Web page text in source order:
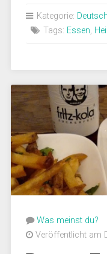
Kategorie:
Tags: Essen,
Was meinst du?
Veröffentlicht am